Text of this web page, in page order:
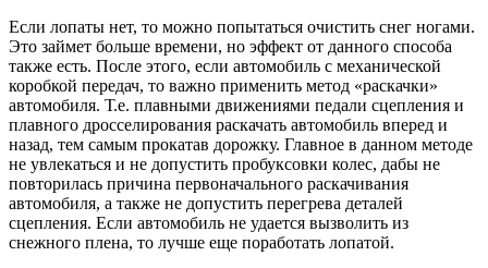
Если лопаты нет, то можно попытаться очистить снег ногами.
Это займет больше времени, но эффект от данного способа
также есть. После этого, если автомобиль с механической
коробкой передач, то важно применить метод «раскачки»
автомобиля. Т.е. плавными движениями педали сцепления и
плавного дросселирования раскачать автомобиль вперед и
назад, тем самым прокатав дорожку. Главное в данном методе
не увлекаться и не допустить пробуксовки колес, дабы не
повторилась причина первоначального раскачивания
автомобиля, а также не допустить перегрева деталей
сцепления. Если автомобиль не удается вызволить из
снежного плена, то лучше еще поработать лопатой.